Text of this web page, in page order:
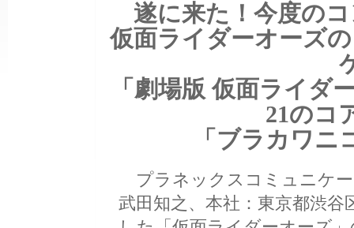
遂に来た！今度の
仮面ライダーオーズ
「劇場版 仮面ライダ
21のコ
「ブラカワ
プラネックスコミュニケー
武田知之、本社：東京都渋